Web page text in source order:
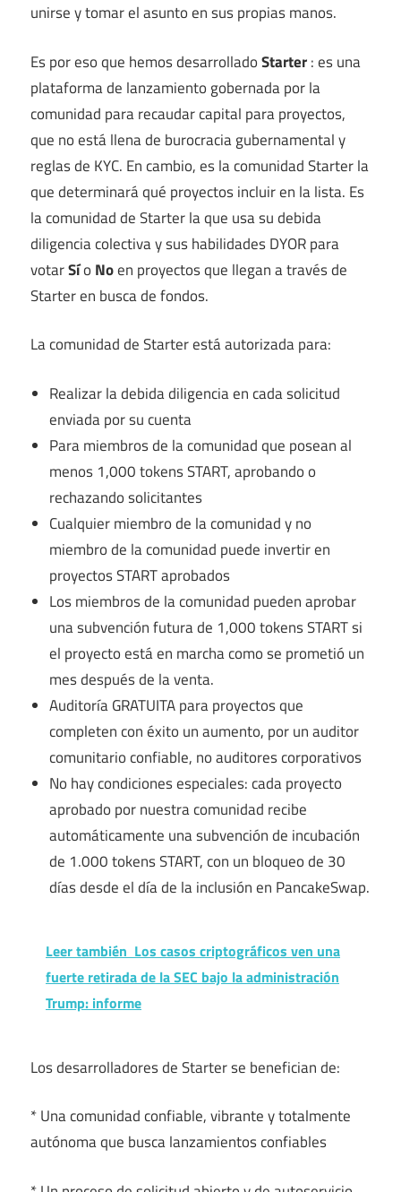
unirse y tomar el asunto en sus propias manos.
Es por eso que hemos desarrolladoStarter: es una
plataforma de lanzamiento gobernada por la
comunidad para recaudar capital para proyectos,
que no está llena de burocracia gubernamental y
reglas de KYC. En cambio, es la comunidad Starter la
que determinará qué proyectos incluir en la lista. Es
la comunidad de Starter la que usa su debida
diligencia colectiva y sus habilidades DYOR para
votarSío Noen proyectos que llegan a través de
Starter en busca de fondos.
La comunidad de Starter está autorizada para:
Realizar la debida diligencia en cada solicitud
enviada por su cuenta
Para miembros de la comunidad que posean al
menos 1,000 tokens START, aprobando o
rechazando solicitantes
Cualquier miembro de la comunidad y no
miembro de la comunidad puede invertir en
proyectos START aprobados
Los miembros de la comunidad pueden aprobar
una subvención futura de 1,000 tokens START si
el proyecto está en marcha como se prometió un
mes después de la venta.
Auditoría GRATUITA para proyectos que
completen con éxito un aumento, por un auditor
comunitario confiable, no auditores corporativos
No hay condiciones especiales: cada proyecto
aprobado por nuestra comunidad recibe
automáticamente una subvención de incubación
de 1.000 tokens START, con un bloqueo de 30
días desde el día de la inclusión en PancakeSwap.
Leer también Los casos criptográficos ven una
fuerte retirada de la SEC bajo la administración
Trump: informe
Los desarrolladores de Starter se benefician de:
* Una comunidad confiable, vibrante y totalmente
autónoma que busca lanzamientos confiables